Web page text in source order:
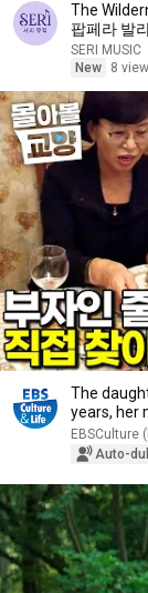
The
팝페라 발
SERI MUSIC
New
8
The
years, her
EBSCulture
Auto-